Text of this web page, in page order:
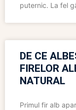
puternic. La fel
DE CE
FIRELOR
NATURAL
Primul fir alb